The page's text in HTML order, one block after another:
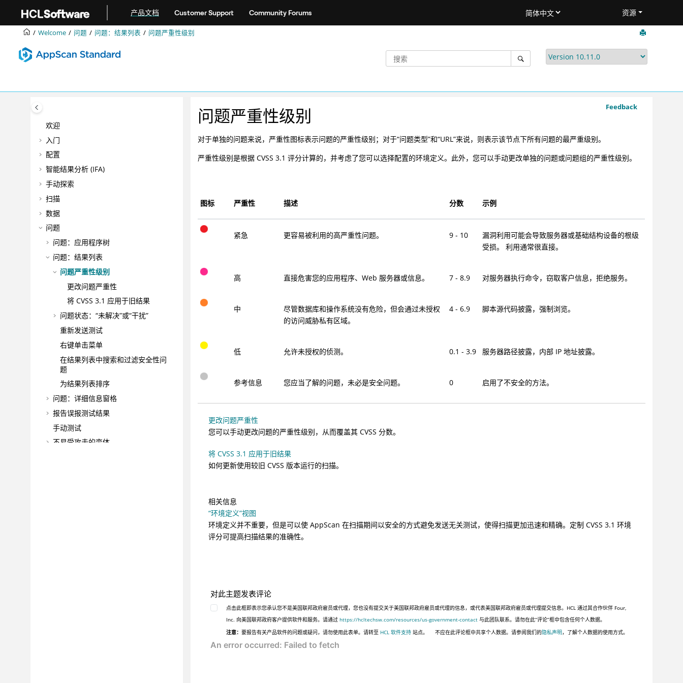
产品文档 Customer Support Community Forums 资源
Welcome 问题 问题：结果列表 问题严重性级别
欢迎
入门
配置
智能结果分析 (IFA)
手动探索
扫描
数据
问题
问题：应用程序树
问题：结果列表
问题严重性级别
更改问题严重性
将 CVSS 3.1 应用于旧结果
问题状态：“未解决”或“干扰”
重新发送测试
右键单击菜单
在结果列表中搜索和过滤安全性问
题
为结果列表排序
问题：详细信息窗格
报告误报测试结果
手动测试
不易受攻击的变体
Feedback
问题严重性级别
对于单独的问题来说，严重性图标表示问题的严重性级别；对于“问题类型”和“URL”来说，则表示该节点下所有问题的最严重级别。
严重性级别是根据 CVSS 3.1 评分计算的，并考虑了您可以选择配置的环境定义。此外，您可以手动更改单独的问题或问题组的严重性级别。
图标 严重性 描述 分数 示例
紧急 更容易被利用的高严重性问题。 9 - 10
漏洞利用可能会导致服务器或基础结构设备的根级
受损。 利用通常很直接。
高 直接危害您的应用程序、Web 服务器或信息。 7 - 8.9 对服务器执行命令，窃取客户信息，拒绝服务。
中
尽管数据库和操作系统没有危险，但会通过未授权
的访问威胁私有区域。
4 - 6.9 脚本源代码披露，强制浏览。
低 允许未授权的侦测。 0.1 - 3.9 服务器路径披露，内部 IP 地址披露。
参考信息 您应当了解的问题，未必是安全问题。 0 启用了不安全的方法。
更改问题严重性
您可以手动更改问题的严重性级别，从而覆盖其 CVSS 分数。
将 CVSS 3.1 应用于旧结果
如何更新使用较旧 CVSS 版本运行的扫描。
相关信息
“环境定义”视图
环境定义并不重要，但是可以使 AppScan 在扫描期间以安全的方式避免发送无关测试，使得扫描更加迅速和精确。定制 CVSS 3.1 环境
评分可提高扫描结果的准确性。
对此主题发表评论
点击此框即表示您承认您不是美国联邦政府雇员或代理，您也没有提交关于美国联邦政府雇员或代理的信息，或代表美国联邦政府雇员或代理提交信息。HCL 通过其合作伙伴 Four,
Inc. 向美国联邦政府客户提供软件和服务。请通过https://hcltechsw.com/resources/us-government-contact 与此团队联系。请勿在此“评论”框中包含任何个人数据。
注意：要报告有关产品软件的问题或疑问，请勿使用此表单。请转至 HCL 软件支持 站点。 不应在此评论框中共享个人数据。请参阅我们的隐私声明，了解个人数据的使用方式。